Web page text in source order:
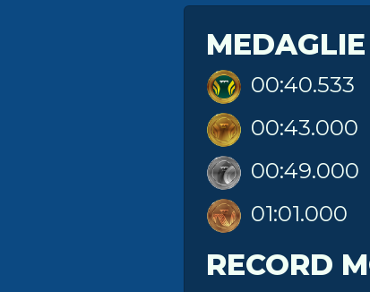
MEDAGLIE
00:40.533
00:43.000
00:49.000
01:01.000
RECORD